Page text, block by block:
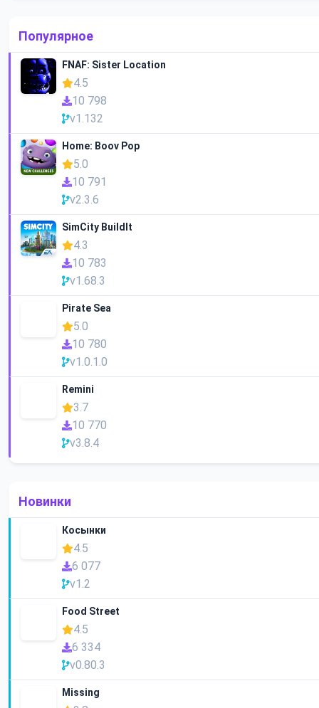
Популярное
FNAF: Sister Location
4.5
10 798
v1.132
Home: Boov Pop
5.0
10 791
v2.3.6
SimCity BuildIt
4.3
10 783
v1.68.3
Pirate Sea
5.0
10 780
v1.0.1.0
Remini
3.7
10 770
v3.8.4
Новинки
Косынки
4.5
6 077
v1.2
Food Street
4.5
6 334
v0.80.3
Missing